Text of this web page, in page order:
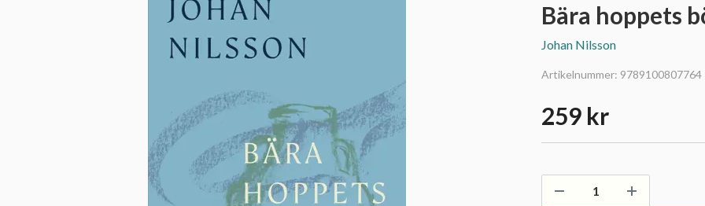
Bära hoppets
Johan Nilsson
Artikelnummer: 9789100807764
259 kr